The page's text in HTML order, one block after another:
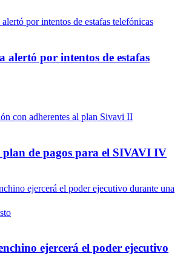
alertó por intentos de estafas
de pagos para el SIVAVI IV
ejercerá el poder ejecutivo